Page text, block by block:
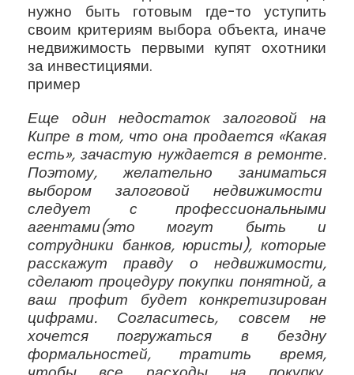
нужно быть готовым где-то уступить
своим критериям выбора объекта, иначе
недвижимость первыми купят охотники
за инвестициями.
пример
Еще один недостаток залоговой на
Кипре в том, что она продается «Какая
есть», зачастую нуждается в ремонте.
Поэтому, желательно заниматься
выбором залоговой недвижимости
следует с профессиональными
агентами(это могут быть и
сотрудники банков, юристы), которые
расскажут правду о недвижимости,
сделают процедуру покупки понятной, а
ваш профит будет конкретизирован
цифрами. Согласитесь, совсем не
хочется погружаться в бездну
формальностей, тратить время,